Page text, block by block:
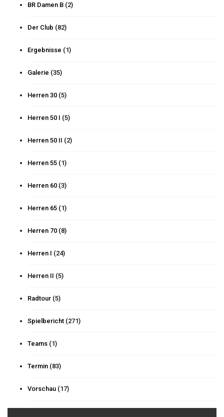
BR Damen B (2)
Der Club (82)
Ergebnisse (1)
Galerie (35)
Herren 30 (5)
Herren 50 I (5)
Herren 50 II (2)
Herren 55 (1)
Herren 60 (3)
Herren 65 (1)
Herren 70 (8)
Herren I (24)
Herren II (5)
Radtour (5)
Spielbericht (271)
Teams (1)
Termin (83)
Vorschau (17)